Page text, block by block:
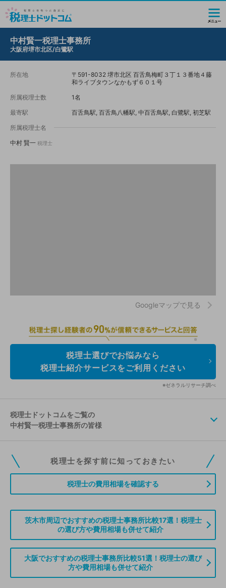
中村賢一税理士事務所
大阪府堺市北区/白鷺駅
所在地
〒591-8032 堺市北区 百舌鳥梅町３丁１３番地４藤
和ライブタウンなかもず６０１号
所属税理士数
1名
最寄駅
百舌鳥駅, 百舌鳥八幡駅, 中百舌鳥駅, 白鷺駅, 初芝駅
所属税理士名
中村 賢一 税理士
Googleマップで見る
税理士選びでお悩みなら
税理士紹介サービスをご利用ください
※ゼネラルリサーチ調べ
税理士ドットコムをご覧の
中村賢一税理士事務所の皆様
税理士ドットコムの無料会員にご登録いただくと、貴事務所の情報を編集し
ていただくことができます。また、税理士をお探しの方との接点をご提供す
無料登録のご案内はこちら
税理士を探す前に知っておきたい
税理士の費用相場を確認する
茨木市周辺でおすすめの税理士事務所比較17選！税理士
の選び方や費用相場も併せて紹介
大阪でおすすめの税理士事務所比較51選！税理士の選び
方や費用相場も併せて紹介